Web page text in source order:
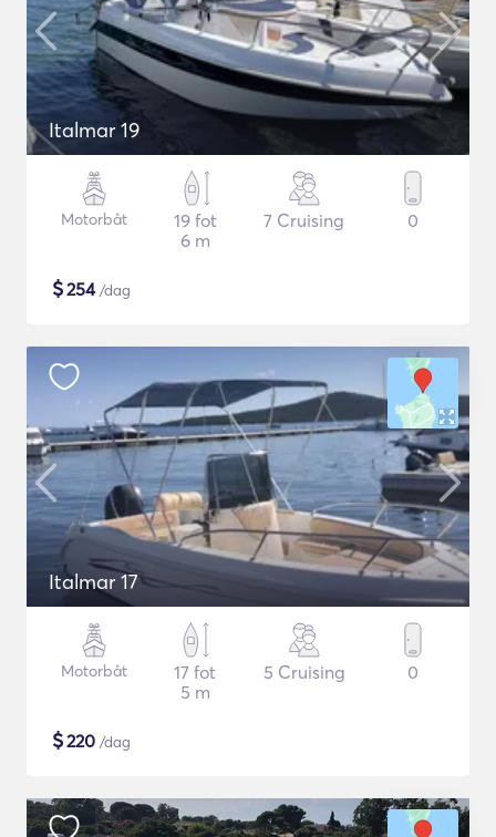
Italmar 19
Motorbåt
19 fot
6 m
7 Cruising 0
$254/dag
Italmar 17
Motorbåt
17 fot
5 m
5 Cruising 0
$220 /dag